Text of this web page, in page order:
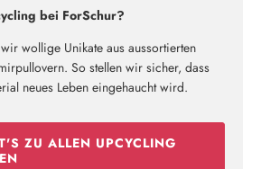
bei ForSchur?
wollige Unikate aus aussortierten
So stellen wir sicher, dass
neues Leben eingehaucht wird.
ZU ALLEN UPCYCLING
ABSCHICKEN